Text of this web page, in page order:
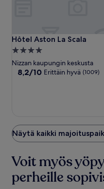
Hôtel
Aston
La
Scala
Hôtel Aston La Scala
Hôtel Aston La Scala
4.0
tähden
majoituspaikka
Nizzan kaupungin keskusta
8.2
8,2/10 Erittäin hyvä (1009)
Näytä kaikki
Voit myös
perheille